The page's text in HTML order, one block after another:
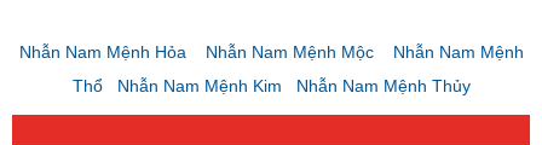
Nhẫn Nam Mệnh Hỏa Nhẫn Nam Mệnh Mộc
Nhẫn Nam Mệnh
Thổ
Nhẫn Nam Mệnh Kim Nhẫn Nam Mệnh Thủy